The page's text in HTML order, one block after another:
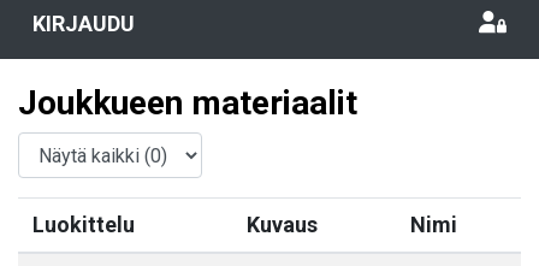
KIRJAUDU
Joukkueen materiaalit
Luokittelu Kuvaus Nimi